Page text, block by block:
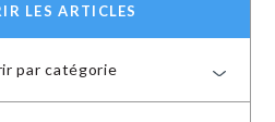
LES ARTICLES
par catégorie